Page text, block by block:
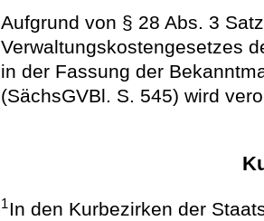
Aufgrund von § 28 Abs. 3
Verwaltungskostengesetzes
in der Fassung der
(SächsGVBl. S. 545) wird
1 In den Kurbezirken der